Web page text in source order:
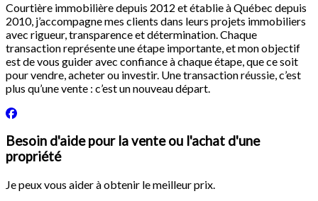
Courtière immobilière depuis 2012 et établie à Québec depuis
2010, j’accompagne mes clients dans leurs projets immobiliers
avec rigueur, transparence et détermination. Chaque
transaction représente une étape importante, et mon objectif
est de vous guider avec confiance à chaque étape, que ce soit
pour vendre, acheter ou investir. Une transaction réussie, c’est
plus qu’une vente : c’est un nouveau départ.
Besoin d'aide pour la vente ou l'achat d'une
propriété
Je peux vous aider à obtenir le meilleur prix.